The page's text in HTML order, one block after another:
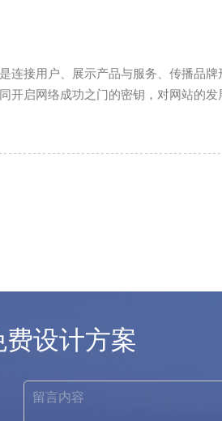
连接用户、展示产品与服务、传播品牌
开启网络成功之门的密钥，对网站的发
设计方案